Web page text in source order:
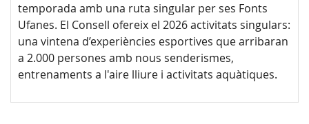
temporada amb una ruta singular per ses Fonts
Ufanes. El Consell ofereix el 2026 activitats singulars:
una vintena d’experiències esportives que arribaran
a 2.000 persones amb nous senderismes,
entrenaments a l'aire lliure i activitats aquàtiques.